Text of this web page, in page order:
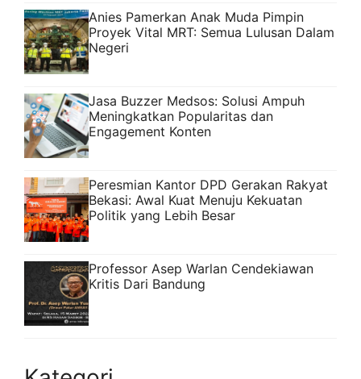
Anies Pamerkan Anak Muda Pimpin
Proyek Vital MRT: Semua Lulusan Dalam
Negeri
Jasa Buzzer Medsos: Solusi Ampuh
Meningkatkan Popularitas dan
Engagement Konten
Peresmian Kantor DPD Gerakan Rakyat
Bekasi: Awal Kuat Menuju Kekuatan
Politik yang Lebih Besar
Professor Asep Warlan Cendekiawan
Kritis Dari Bandung